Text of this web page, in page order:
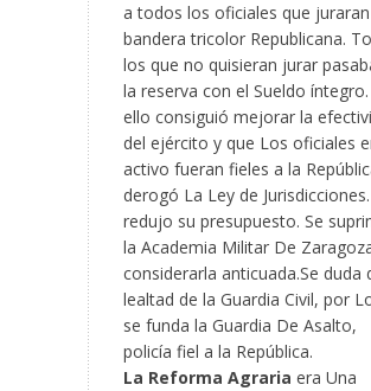
a todos los oficiales que
bandera tricolor Republicana.
los que no quisieran jurar
la reserva con el Sueldo
ello consiguió mejorar la
del ejército y que Los oficiales
activo fueran fieles a la
derogó La Ley de
redujo su presupuesto. Se
la Academia Militar De
considerarla anticuada.Se duda
lealtad de la Guardia Civil, por
se funda la Guardia De Asalto,
policía fiel a la República.
La Reforma Agraria era Una